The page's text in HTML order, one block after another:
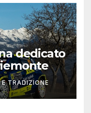
dedicato
E TRADIZIONE